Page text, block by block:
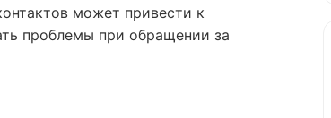
может привести к
проблемы при обращении за